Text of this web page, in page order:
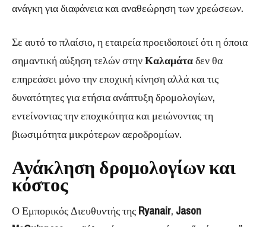
ανάγκη για διαφάνεια και αναθεώρηση των χρεώσεων.
Σε αυτό το πλαίσιο, η εταιρεία προειδοποιεί ότι η όποια
σημαντική αύξηση τελών στηνΚαλαμάταδεν θα
επηρεάσει μόνο την εποχική κίνηση αλλά και τις
δυνατότητες για ετήσια ανάπτυξη δρομολογίων,
εντείνοντας την εποχικότητα και μειώνοντας τη
βιωσιμότητα μικρότερων αεροδρομίων.
Ανάκληση δρομολογίων και
κόστος
Ο Εμπορικός Διευθυντής της Ryanair, Jason